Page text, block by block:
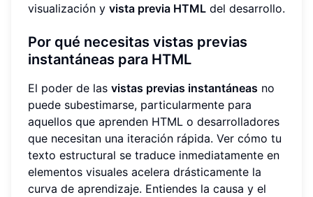
visualización y vista previa HTML del desarrollo.
Por qué necesitas vistas previas
instantáneas para HTML
El poder de las vistas previas instantáneas no
puede subestimarse, particularmente para
aquellos que aprenden HTML o desarrolladores
que necesitan una iteración rápida. Ver cómo tu
texto estructural se traduce inmediatamente en
elementos visuales acelera drásticamente la
curva de aprendizaje. Entiendes la causa y el